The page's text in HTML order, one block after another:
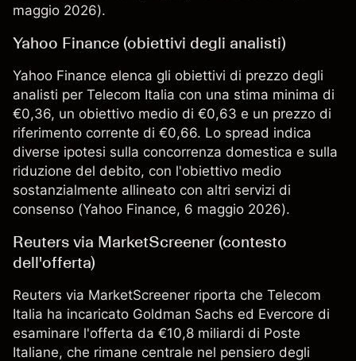
maggio 2026).
Yahoo Finance (obiettivi degli analisti)
Yahoo Finance elenca gli obiettivi di prezzo degli
analisti per Telecom Italia con una stima minima di
€0,36, un obiettivo medio di €0,63 e un prezzo di
riferimento corrente di €0,66. Lo spread indica
diverse ipotesi sulla concorrenza domestica e sulla
riduzione del debito, con l'obiettivo medio
sostanzialmente allineato con altri servizi di
consenso (Yahoo Finance, 6 maggio 2026).
Reuters via MarketScreener (contesto
dell'offerta)
Reuters via MarketScreener riporta che Telecom
Italia ha incaricato Goldman Sachs ed Evercore di
esaminare l'offerta da €10,8 miliardi di Poste
Italiane, che rimane centrale nel pensiero degli